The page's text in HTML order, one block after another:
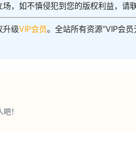
，如不慎侵犯到您的版权利益，请
升级VIP会员。全站所有资源“VIP会
！